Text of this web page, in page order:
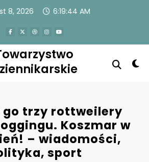
8, 2026 6:19:44 AM
go trzy rottweilery
Koszmar w
– wiadomości,
sport